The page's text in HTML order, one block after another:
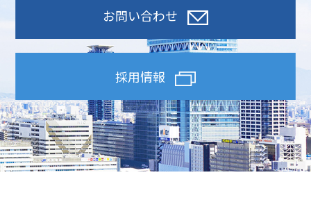
お問い合わせ
採用情報